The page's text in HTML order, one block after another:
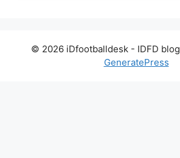
© 2026 iDfootballdesk - IDFD blog
GeneratePress